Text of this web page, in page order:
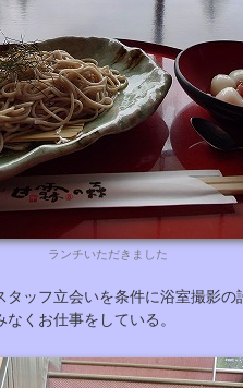
ランチいただきました
ッフ立会いを条件に浴室撮影
くお仕事をしている。